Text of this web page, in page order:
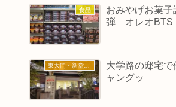
食品
おみやげお菓子
弾 オレオBTS
大学路の邸宅で
ャングッ